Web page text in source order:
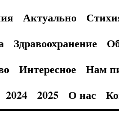
Актуально
Здравоохранение
Интересное
Нам
2024 2025 О нас